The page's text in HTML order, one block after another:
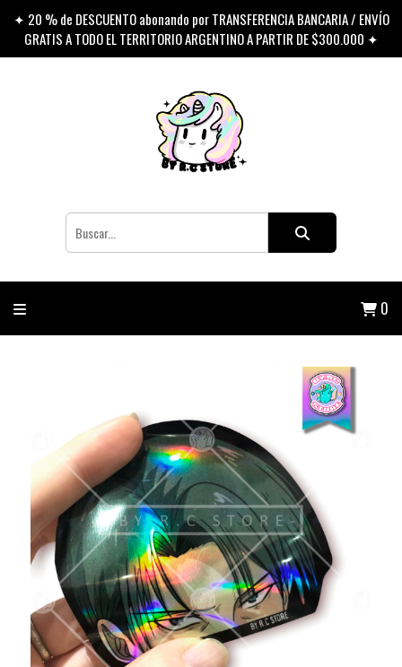
✦ 20 % de DESCUENTO abonando por TRANSFERENCIA BANCARIA / ENVÍO
GRATIS A TODO EL TERRITORIO ARGENTINO A PARTIR DE $300.000 ✦
0